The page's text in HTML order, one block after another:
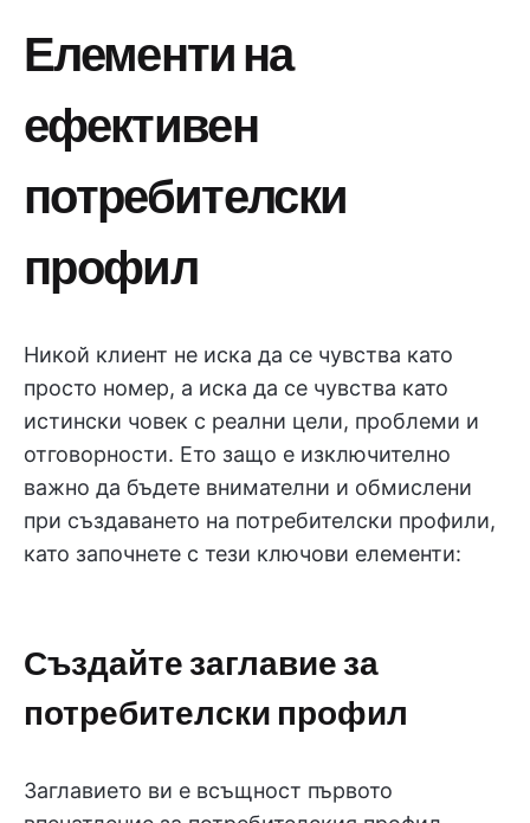
Елементи на
ефективен
потребителски
профил
Никой клиент не иска да се чувства като
просто номер, а иска да се чувства като
истински човек с реални цели, проблеми и
отговорности. Ето защо е изключително
важно да бъдете внимателни и обмислени
при създаването на потребителски профили,
като започнете с тези ключови елементи:
Създайте заглавие за
потребителски профил
Заглавието ви е всъщност първото